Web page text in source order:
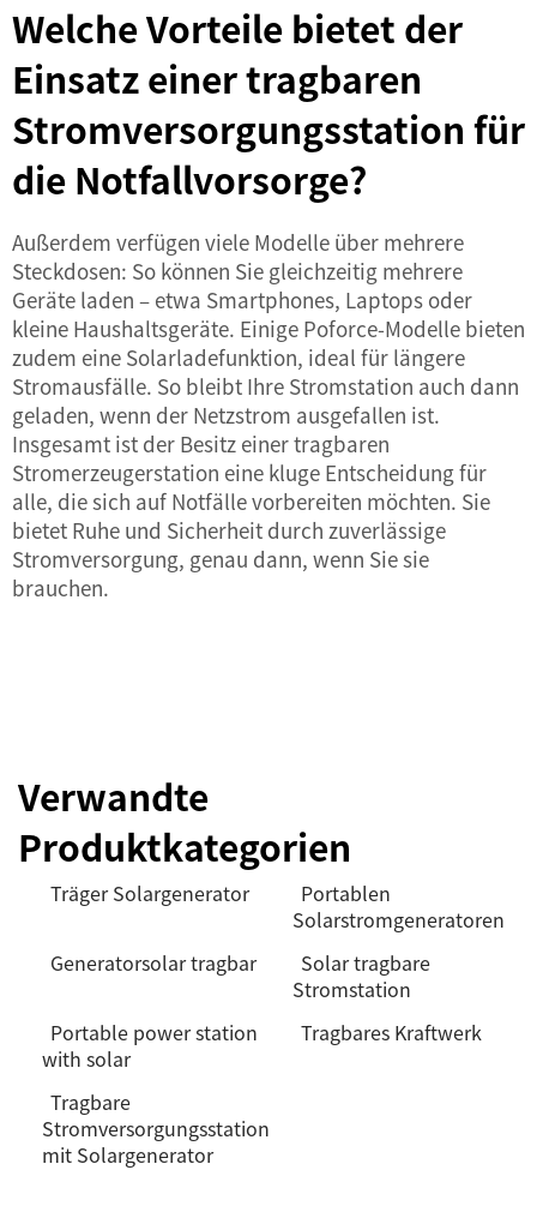
Welche Vorteile bietet der
Einsatz einer tragbaren
Stromversorgungsstation für
die Notfallvorsorge?
Außerdem verfügen viele Modelle über mehrere
Steckdosen: So können Sie gleichzeitig mehrere
Geräte laden – etwa Smartphones, Laptops oder
kleine Haushaltsgeräte. Einige Poforce-Modelle bieten
zudem eine Solarladefunktion, ideal für längere
Stromausfälle. So bleibt Ihre Stromstation auch dann
geladen, wenn der Netzstrom ausgefallen ist.
Insgesamt ist der Besitz einer tragbaren
Stromerzeugerstation eine kluge Entscheidung für
alle, die sich auf Notfälle vorbereiten möchten. Sie
bietet Ruhe und Sicherheit durch zuverlässige
Stromversorgung, genau dann, wenn Sie sie
brauchen.
Verwandte
Produktkategorien
Träger Solargenerator
Portablen
Solarstromgeneratoren
Generatorsolar tragbar
Solar tragbare
Stromstation
Portable power station
with solar
Tragbares Kraftwerk
Tragbare
Stromversorgungsstation
mit Solargenerator